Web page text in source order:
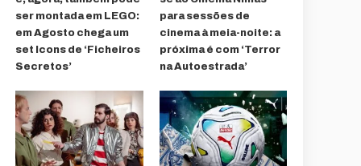
ser montada em LEGO:
em Agosto chega um
set Icons de ‘Ficheiros
Secretos’
para sessões de
cinema à meia-noite: a
próxima é com ‘Terror
na Autoestrada’